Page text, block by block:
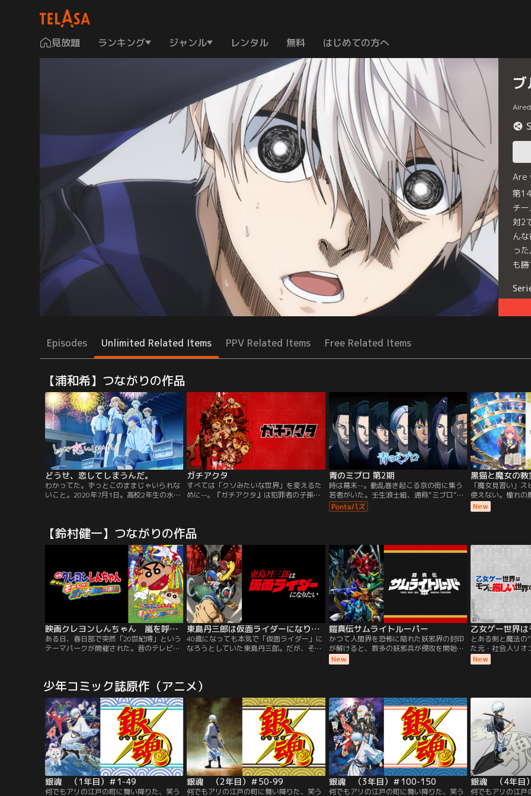
見放題 ランキング ジャンル レンタル 無料 はじめての方へ
Are
第
チ
対2
ん
っ
も
Episodes Unlimited Related Items PPV Related Items Free Related Items
【浦和希】つながりの作品
どうせ、恋してしまうんだ。
わかってた。ずっとこのままじゃいられな
いこと。2020年7月1日。高校2年生の水帆
し……。しかも未知の感染症の流行で、部
活の大会や修学旅行も中止になって、「私
には“キラキラした青春”なんてない」----
そう思っていた。しかしそんな矢先、幼な
じみの輝月が、突然、“彼氏候補宣言”をし
てきて----。家族のように育った4人の幼な
じみの男の子と、主人公の西野水帆との恋
愛模様を描いた学園青春ストーリー。
ガチアクタ
すべては「クソみたいな世界」を変えるた
めに--。『ガチアクタ』は犯罪者の子孫た
の向こうの人々から“族民”とさげすまれ差
別を受けながら生活している。そんな世界
でルドは、育ての親であるレグトととも
に、“ゴミ場荒らし”と呼ばれながらも常人
離れした身体能力を武器に生計を立ててい
た。だがある日、身に覚えのない罪を着せ
られ、誰もが恐れる「奈落」へと落とされ
てしまう。
青のミブロ 第2期
時は幕末--。動乱巻き起こる京の街に集う
若者がいた。壬生浪士組、通称“ミブロ”。
のちに「新選組」となる彼らは、街の平穏
を守るため命を懸ける。ひとりの心やさし
に進むべきです。」におの一言から、新た
な仲間を募集し、組織の拡大に挑むミブ
ロ。しかし、筆頭局長である芹沢鴨の存在
により、隊内に亀裂が生じようとしてい
た。譲れない正義が交錯した末に、儚き暗
殺が動き出す--。青のミブロ--芹沢暗殺編-
-、開幕。
黒猫と魔女の教
「魔女見習い」
使えない。憧れの
師匠が必要だが、
時、人語を駆使し
を解く鍵は「×××
New
【鈴村健一】つながりの作品
映画クレヨンしんちゃん 嵐を呼ぶモーレツ！オトナ帝国の逆襲
ある日、春日部で突然「20世紀博」という
テーマパークが開催された。昔のテレビ番
たちには、ちっとも面白くない。毎日のよ
うに夢中になって遊びに行く大人たち…。
東島丹三郎は仮面ライダーになりたい
40歳になっても本気で「仮面ライダー」に
なろうとしていた東島丹三郎。だが、その
クサルが魂で描く、「仮面ライダー」を愛
しすぎるオトナたちによる“本気の仮面ライ
ダーごっこ”ここに開幕！
鎧真伝サムライトルーパー
かつて人間界を恐怖に陥れた妖邪界の封印
が解けると、数多の妖邪兵が侵攻を開始し
た。人類の危機に駆けつけたのは、若き五
人のサムライたち。その名は、サムライト
New
とある剣と魔法の
た元・社会人リオ
界で、彼に唯一残
に無理矢理やらさ
なら主人公として
るはずだったオ
役令嬢となるは
情を育み、なぜか
るマリエの妨害
上り詰めた。しか
れを大きく変え
つ“歪み”を見せ
エの聖女親衛隊に
がてホルファート
き込まれていき
New
少年コミック誌原作（アニメ）
銀魂 （1年目）＃1-49
何でもアリの江戸の町に舞い降りた、笑う
銀魂 （2年目）＃50-99
何でもアリの江戸の町に舞い降りた、笑う
銀魂 （3年目）＃100-150
何でもアリの江戸の町に舞い降りた、笑う
銀魂 （4年目
何でもアリの江戸